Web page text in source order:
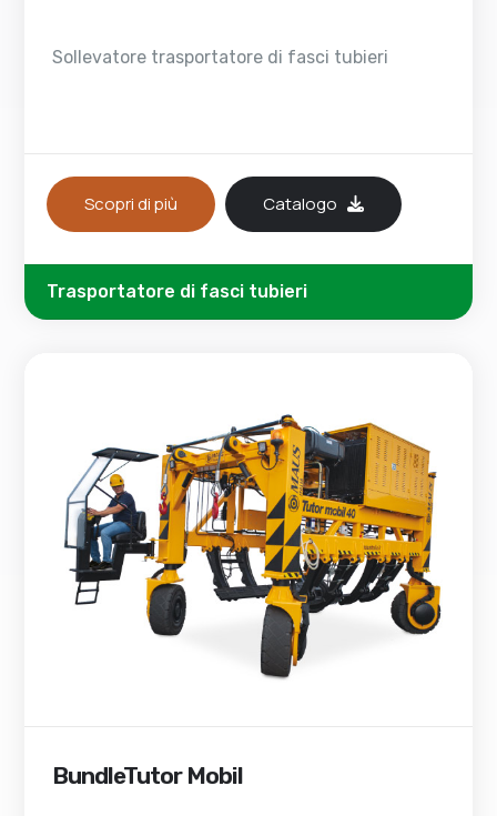
Sollevatore trasportatore di fasci tubieri
Scopri di più Catalogo
Trasportatore di fasci tubieri
BundleTutor Mobil